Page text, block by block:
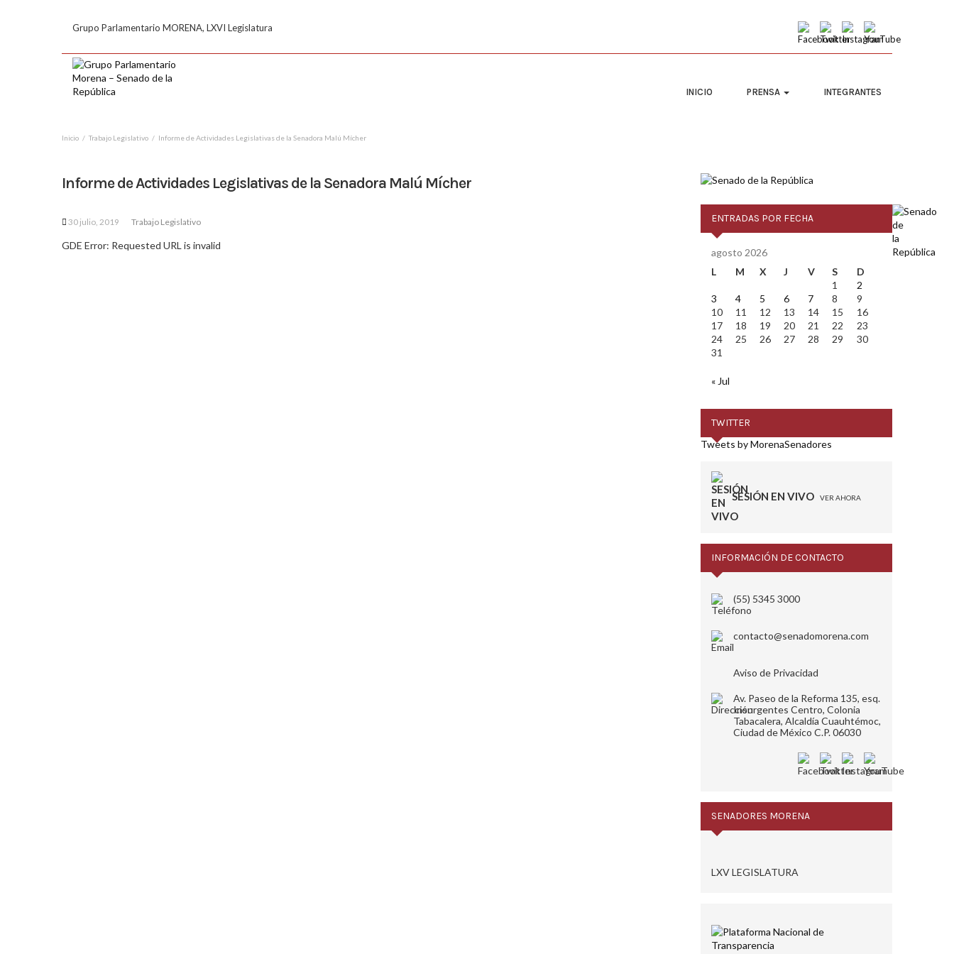
Grupo Parlamentario MORENA, LXVI Legislatura
INICIO PRENSA INTEGRANTES
Inicio Trabajo Legislativo Informe de Actividades Legislativas de la Senadora Malú Mícher
Informe de Actividades Legislativas de la Senadora Malú Mícher
30 julio, 2019 Trabajo Legislativo
GDE Error: Requested URL is invalid
ENTRADAS POR FECHA
agosto 2026
L
M X J V S
D
1
2
3
4 5 6 7 8
9
10
11 12 13 14 15
16
17
18 19 20 21 22
23
24
25 26 27 28 29
30
31
« Jul
TWITTER
Tweets by MorenaSenadores
SESIÓN EN VIVO VER AHORA
INFORMACIÓN DE CONTACTO
(55) 5345 3000
contacto@senadomorena.com
Aviso de Privacidad
Av. Paseo de la Reforma 135, esq.
Insurgentes Centro, Colonia
Tabacalera, Alcaldía Cuauhtémoc,
Ciudad de México C.P. 06030
SENADORES MORENA
LXV LEGISLATURA